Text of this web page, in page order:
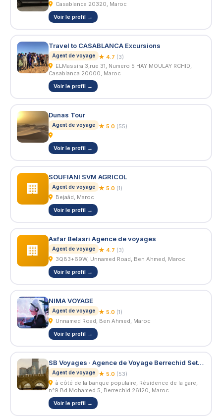
Casablanca 20320, Maroc
Voir le profil →
Travel to CASABLANCA Excursions
Agent de voyage ★ 4.7 (3)
Casablanca 20000, Maroc
Voir le profil →
Dunas Tour
Agent de voyage ★ 5.0 (55)
Voir le profil →
🏢
SOUFIANI SVM AGRICOL
Agent de voyage ★ 5.0 (1)
Bejaâd, Maroc
Voir le profil →
🏢
Asfar Belasri Agence de voyages
Agent de voyage ★ 4.7 (3)
3Q83+69W, Unnamed Road, Ben Ahmed, Maroc
Voir le profil →
NIMA VOYAGE
Agent de voyage ★ 5.0 (1)
Unnamed Road, Ben Ahmed, Maroc
Voir le profil →
SB Voyages · Agence de Voyage Berrechid Settat · Voyages organisés et Billetterie internationale · Hajj & Omra Maroc
Agent de voyage ★ 5.0 (53)
n°9 Bd Mohamed 5, Berrechid 26120, Maroc
Voir le profil →